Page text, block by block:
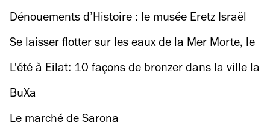
Tel-Aviv pour les célibataires
Dénouements d’Histoire : le musée Eretz Israël
révèle la ‘vraie histoire’ de Mitzpe Ramon
Se laisser flotter sur les eaux de la Mer Morte, le
spa naturel d’Israël
L'été à Eilat: 10 façons de bronzer dans la ville la
plus au sud d'Israël
BuXa
Le marché de Sarona